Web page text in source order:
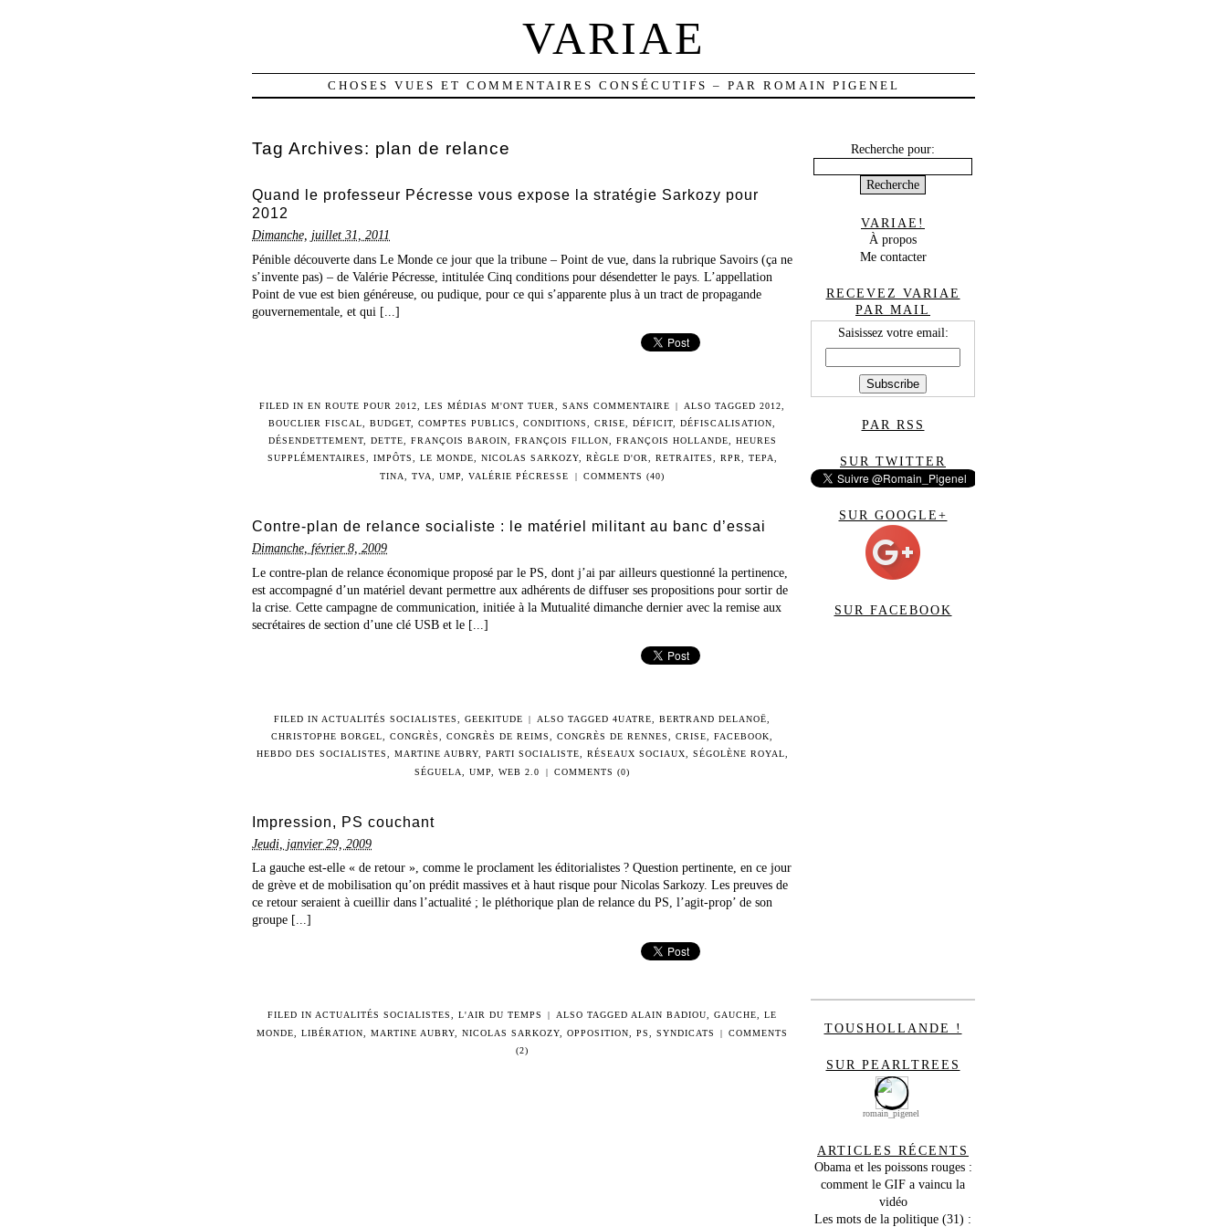
VARIAE
CHOSES VUES ET COMMENTAIRES CONSÉCUTIFS – PAR ROMAIN PIGENEL
Tag Archives: plan de relance
Quand le professeur Pécresse vous expose la stratégie Sarkozy pour
2012
Dimanche, juillet 31, 2011
Pénible découverte dans Le Monde ce jour que la tribune – Point de vue, dans la rubrique Savoirs (ça ne
s’invente pas) – de Valérie Pécresse, intitulée Cinq conditions pour désendetter le pays. L’appellation
Point de vue est bien généreuse, ou pudique, pour ce qui s’apparente plus à un tract de propagande
gouvernementale, et qui [...]
FILED IN EN ROUTE POUR 2012 LES MÉDIAS M'ONT TUER SANS COMMENTAIRE | ALSO TAGGED2012
BOUCLIER FISCAL
BUDGET COMPTES PUBLICS CONDITIONS CRISE DÉFICIT DÉFISCALISATION
DÉSENDETTEMENT, DETTE FRANÇOIS BAROIN FRANÇOIS FILLON FRANÇOIS HOLLANDE
HEURES
SUPPLÉMENTAIRES
IMPÔTS LE MONDE NICOLAS SARKOZY, RÈGLE D'OR RETRAITES RPR TEPA
TINA
,TVA ,UMP ,VALÉRIE PÉCRESSE | COMMENTS (40)
Contre-plan de relance socialiste : le matériel militant au banc d’essai
Dimanche, février 8, 2009
Le contre-plan de relance économique proposé par le PS, dont j’ai par ailleurs questionné la pertinence,
est accompagné d’un matériel devant permettre aux adhérents de diffuser ses propositions pour sortir de
la crise. Cette campagne de communication, initiée à la Mutualité dimanche dernier avec la remise aux
secrétaires de section d’une clé USB et le [...]
FILED IN ACTUALITÉS SOCIALISTES GEEKITUDE | ALSO TAGGED4UATRE ,BERTRAND DELANOË
CHRISTOPHE BORGEL
CONGRÈS CONGRÈS DE REIMS CONGRÈS DE RENNES CRISE FACEBOOK
HEBDO DES SOCIALISTES
MARTINE AUBRY, PARTI SOCIALISTE RÉSEAUX SOCIAUX SÉGOLÈNE ROYAL
SÉGUELA
,UMP ,WEB 2.0 | COMMENTS (0)
Impression, PS couchant
Jeudi, janvier 29, 2009
La gauche est-elle « de retour », comme le proclament les éditorialistes ? Question pertinente, en ce jour
de grève et de mobilisation qu’on prédit massives et à haut risque pour Nicolas Sarkozy. Les preuves de
ce retour seraient à cueillir dans l’actualité ; le pléthorique plan de relance du PS, l’agit-prop’ de son
groupe [...]
FILED IN ACTUALITÉS SOCIALISTES L'AIR DU TEMPS | ALSO TAGGED ALAIN BADIOU ,GAUCHE ,LE
MONDE
LIBÉRATION MARTINE AUBRY, NICOLAS SARKOZY, OPPOSITION PS SYNDICATS |
COMMENTS
(2)
Recherche pour:
VARIAE!
À propos
Me contacter
RECEVEZ VARIAE
PAR MAIL
Saisissez votre email:
PAR RSS
SUR TWITTER
SUR GOOGLE+
SUR FACEBOOK
TOUSHOLLANDE !
SUR PEARLTREES
romain_pigenel
ARTICLES RÉCENTS
Obama et les poissons rouges :
comment le GIF a vaincu la
vidéo
Les mots de la politique (31) :